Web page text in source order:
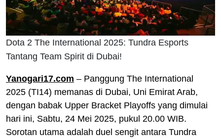
Dota 2 The International 2025: Tundra Esports
Tantang Team Spirit di Dubai!
Yanogari17.com – Panggung The International
2025 (TI14) memanas di Dubai, Uni Emirat Arab,
dengan babak Upper Bracket Playoffs yang dimulai
hari ini, Sabtu, 24 Mei 2025, pukul 20.00 WIB.
Sorotan utama adalah duel sengit antara Tundra